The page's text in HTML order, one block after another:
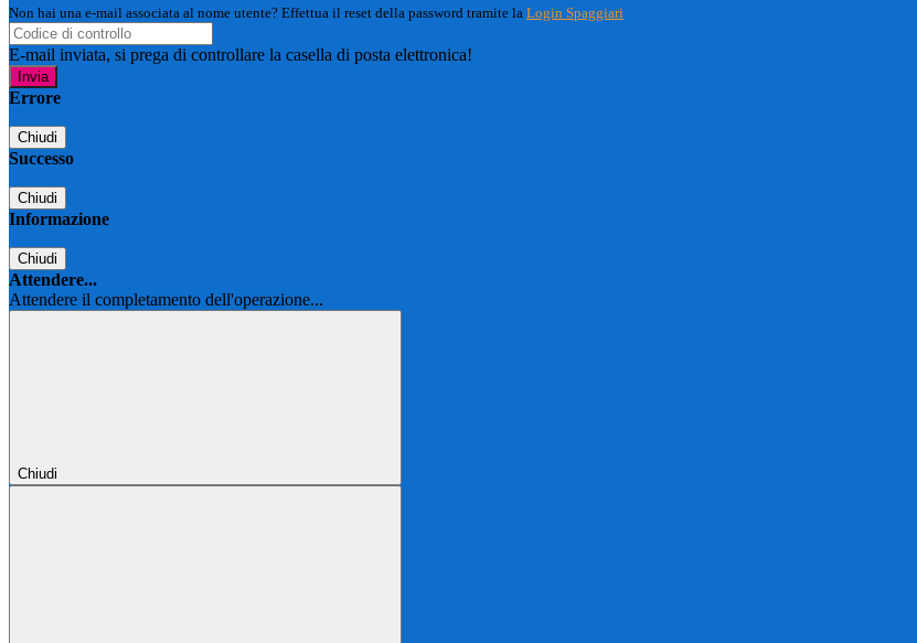
Non hai una e-mail associata al nome utente? Effettua il reset della password tramite la Login Spaggiari
E-mail inviata, si prega di controllare la casella di posta elettronica!
Errore
Chiudi
Successo
Chiudi
Informazione
Chiudi
Attendere...
Attendere il completamento dell'operazione...
Chiudi